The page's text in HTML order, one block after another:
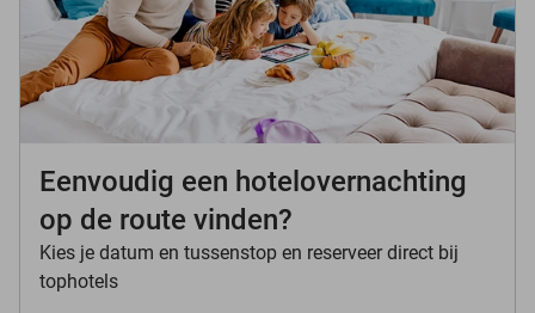
Eenvoudig een hotelovernachting
op de route vinden?
Kies je datum en tussenstop en reserveer direct bij
tophotels